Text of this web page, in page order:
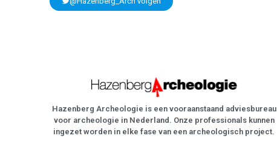
Hazenberg Archeologie is een vooraanstaand adviesbureau
voor archeologie in Nederland. Onze professionals kunnen
ingezet worden in elke fase van een archeologisch project.